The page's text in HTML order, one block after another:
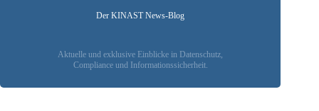
Der KINAST News-Blog
Aktuelle und exklusive Einblicke in Datenschutz,
Compliance und Informationssicherheit.